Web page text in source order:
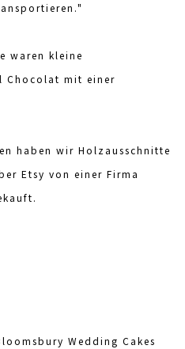
waren kleine
Chocolat mit einer
haben wir Holzausschnitte
Etsy von einer Firma
Wedding Cakes